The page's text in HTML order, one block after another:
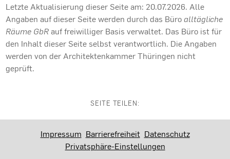
Letzte Aktualisierung dieser Seite am: 20.07.2026. Alle
Angaben auf dieser Seite werden durch das Büroalltägliche
Räume GbRauf freiwilliger Basis verwaltet. Das Büro ist für
den Inhalt dieser Seite selbst verantwortlich. Die Angaben
werden von der Architektenkammer Thüringen nicht
geprüft.
SEITE TEILEN:
Impressum Barrierefreiheit Datenschutz
Privatsphäre-Einstellungen